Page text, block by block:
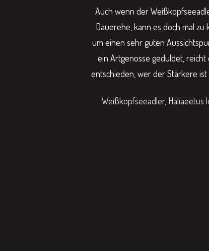
Auch wenn der
Dauerehe, kann es doch mal
um einen sehr guten
ein Artgenosse geduldet,
entschieden, wer der Stärkere
Weißkopfseeadler, Haliaeetus